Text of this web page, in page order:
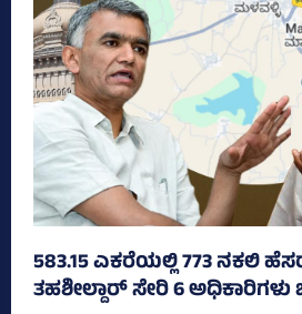
583.15 ಎಕರೆಯಲ್ಲಿ 773 ನಕಲಿ
ತಹಶೀಲ್ದಾರ್‌ ಸೇರಿ 6 ಅಧಿಕಾರಿಗಳು